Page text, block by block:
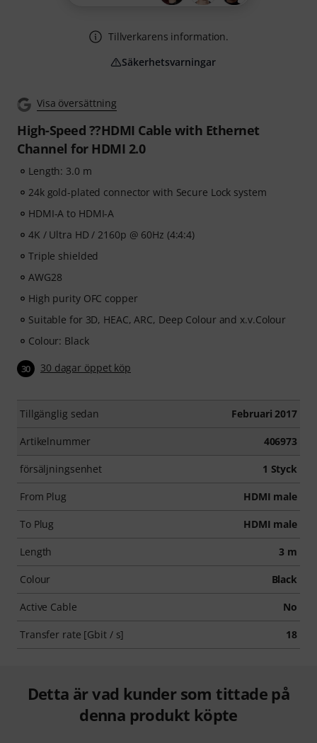
Visa översättning
High-Speed ??HDMI Cable with Ethernet
Channel for HDMI 2.0
Length: 3.0 m
24k gold-plated connector with Secure Lock system
HDMI-A to HDMI-A
4K / Ultra HD / 2160p @ 60Hz (4:4:4)
Triple shielded
AWG28
High purity OFC copper
Suitable for 3D, HEAC, ARC, Deep Colour and x.v.Colour
Colour: Black
30 30 dagar öppet köp
Tillgänglig sedan Februari 2017
Artikelnummer 406973
försäljningsenhet 1 Styck
From Plug HDMI male
To Plug HDMI male
Length 3 m
Colour Black
Active Cable No
Transfer rate [Gbit / s] 18
Tillverkarens information.
Säkerhetsvarningar
Detta är vad kunder som tittade på
denna produkt köpte